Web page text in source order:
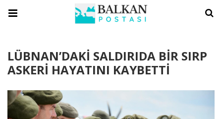
LÜBNAN’DAKİ SALDIRIDA BİR SIRP
ASKERİ HAYATINI KAYBETTİ